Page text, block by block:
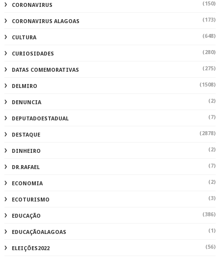
CORONAVIRUS (150)
CORONAVIRUS ALAGOAS (173)
CULTURA (648)
CURIOSIDADES (280)
DATAS COMEMORATIVAS (275)
DELMIRO (1508)
DENUNCIA (2)
DEPUTADOESTADUAL (7)
DESTAQUE (2878)
DINHEIRO (2)
DR.RAFAEL (7)
ECONOMIA (2)
ECOTURISMO (3)
EDUCAÇÃO (386)
EDUCAÇÃOALAGOAS (1)
ELEIÇÕES2022 (56)